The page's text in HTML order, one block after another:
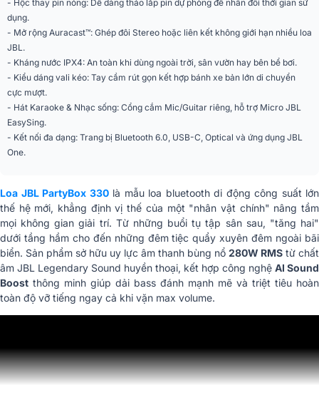
Cổng kết nối
Cổng quang (Optical), OTG (USB-
Ứng dụng điều khiển
trên điện thoại
JBL one
Màu sắc Đen, Trắng
Phân khúc Tiêu chuẩn
Tỷ lệ tín hiệu / Nhiễu
(S/N Ratio)
> 80 dB
Kết nối không dây Bluetooth® 6.0
Kích thước sản phẩm
(R x C x S)
334 x 662.5 x 375 mm
Trọng lượng sản phẩm 17.1 kg
x C x S)
392 x 718 x 441 mm
- Hộc thay pin nóng: Dễ dàng tháo lắp pin dự phòng để nhân đôi thời gian sử
dụng.
- Mở rộng Auracast™: Ghép đôi Stereo hoặc liên kết không giới hạn nhiều loa
JBL.
- Kháng nước IPX4: An toàn khi dùng ngoài trời, sân vườn hay bên bể bơi.
- Kiểu dáng vali kéo: Tay cầm rút gọn kết hợp bánh xe bản lớn di chuyển
cực mượt.
- Hát Karaoke & Nhạc sống: Cổng cắm Mic/Guitar riêng, hỗ trợ Micro JBL
EasySing.
- Kết nối đa dạng: Trang bị Bluetooth 6.0, USB-C, Optical và ứng dụng JBL
One.
Loa JBL PartyBox 330là mẫu loa bluetooth di động công suất lớn
thế hệ mới, khẳng định vị thế của một "nhân vật chính" nâng tầm
mọi không gian giải trí. Từ những buổi tụ tập sân sau, "tăng hai"
dưới tầng hầm cho đến những đêm tiệc quẩy xuyên đêm ngoài bãi
biển. Sản phẩm sở hữu uy lực âm thanh bùng nổ 280W RMS từ chất
âm JBL Legendary Sound huyền thoại, kết hợp công nghệ AI Sound
Boost thông minh giúp dải bass đánh mạnh mẽ và triệt tiêu hoàn
toàn độ vỡ tiếng ngay cả khi vặn max volume.